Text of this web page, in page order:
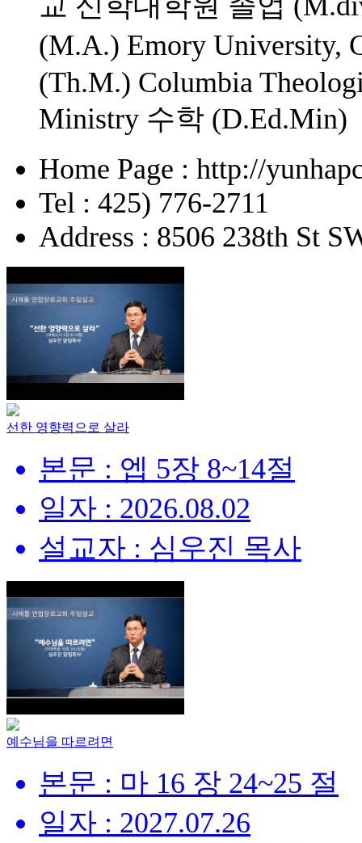
(M.A.) Emory University,
(Th.M.) Columbia
Ministry 수학 (D.Ed.Min)
Home Page : http://
Tel : 425) 776-2711
Address : 8506 238th St
선한 영향력으로 살라
본문 : 엡 5장 8~14절
일자 : 2026.08.02
설교자 : 심우진 목사
예수님을 따르려면
본문 : 마 16 장 24~25 절
일자 : 2027.07.26